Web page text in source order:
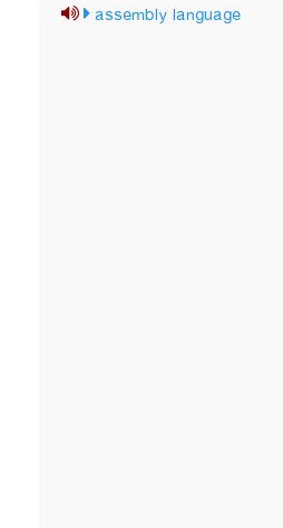
assembly language